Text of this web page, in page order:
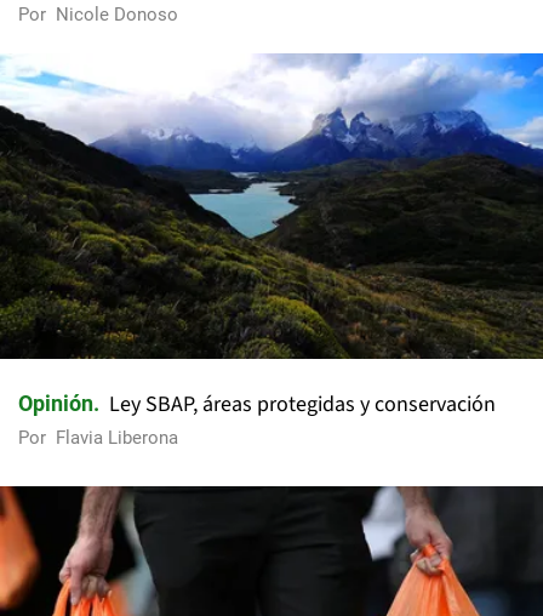
Por Nicole Donoso
Opinión Ley SBAP, áreas protegidas y conservación
Por Flavia Liberona